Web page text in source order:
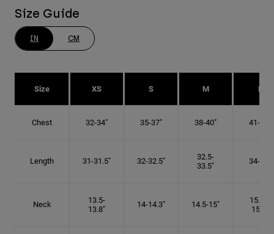
Size Guide
IN CM
Size XS S M L
Chest 32-34" 35-37" 38-40" 41-43"
Length 31-31.5" 32-32.5"
32.5-
33.5"
34-35"
Neck
13.5-
13.8"
14-14.3" 14.5-15"
15.25-
15.5"